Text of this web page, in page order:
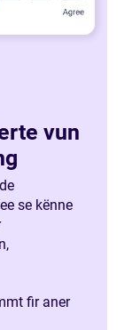
vun
se kënne
fir aner